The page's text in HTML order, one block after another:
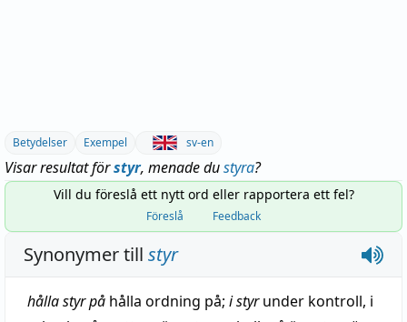
Betydelser Exempel sv-en
Visar resultat förstyr, menade dustyra?
Vill du föreslå ett nytt ord eller rapportera ett fel?
Föreslå Feedback
Synonymer till styr
hålla styr på hålla ordning på; i styr under kontroll, i